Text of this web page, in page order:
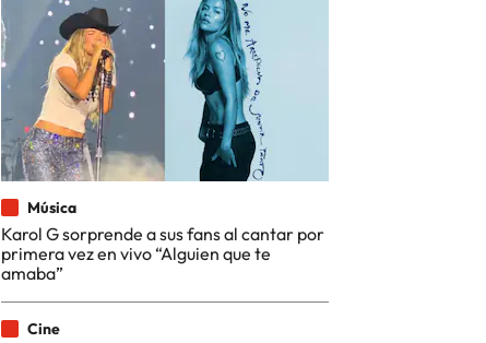
Música
Karol G sorprende a sus fans al cantar por
primera vez en vivo “Alguien que te
amaba”
Cine